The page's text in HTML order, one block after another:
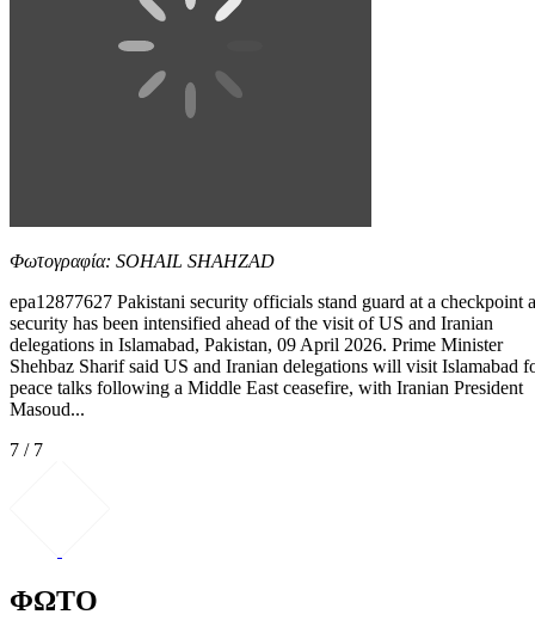
Φωτογραφία: SOHAIL SHAHZAD
epa12877627 Pakistani security officials stand guard at a checkpoint
security has been intensified ahead of the visit of US and Iranian
delegations in Islamabad, Pakistan, 09 April 2026. Prime Minister
Shehbaz Sharif said US and Iranian delegations will visit Islamabad
peace talks following a Middle East ceasefire, with Iranian President
Masoud...
7 / 7
ΦΩΤΟ